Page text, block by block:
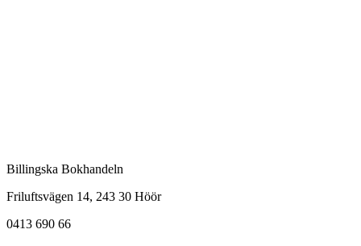
Billingska Bokhandeln
Friluftsvägen 14, 243 30 Höör
0413 690 66